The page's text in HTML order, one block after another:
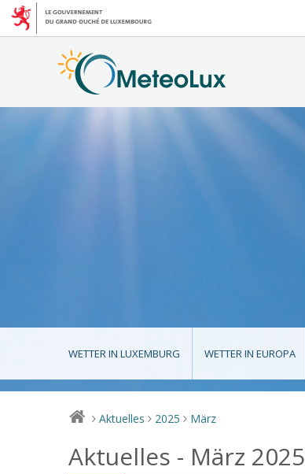
WETTER IN LUXEMBURG WETTER IN EUROPA
> Aktuelles > 2025 > März
Aktuelles - März 2025